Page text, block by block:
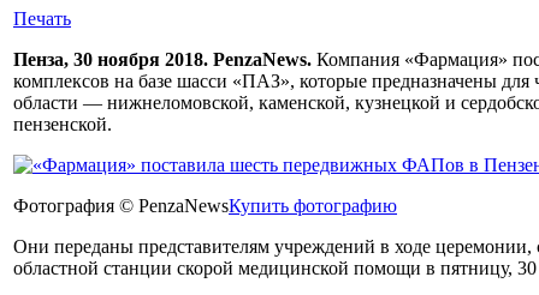
Печать
Пенза, 30 ноября 2018. PenzaNews. Компания «Фармация»
комплексов на базе шасси «ПАЗ», которые предназначены
области — нижнеломовской, каменской, кузнецкой и
пензенской.
Фотография © PenzaNewsКупить фотографию
Они переданы представителям учреждений в ходе церемонии,
областной станции скорой медицинской помощи в пятницу, 30